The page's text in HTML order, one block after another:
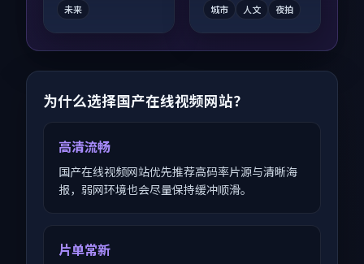
未来
城市 人文 夜拍
为什么选择国产在线视频网站？
高清流畅
国产在线视频网站优先推荐高码率片源与清晰海
报，弱网环境也会尽量保持缓冲顺滑。
片单常新